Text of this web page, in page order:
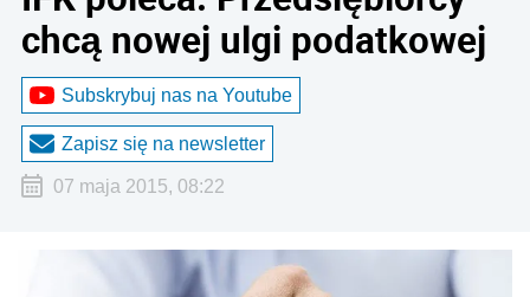
chcą nowej ulgi podatkowej
Subskrybuj nas na Youtube
Zapisz się na newsletter
07 maja 2015, 08:22